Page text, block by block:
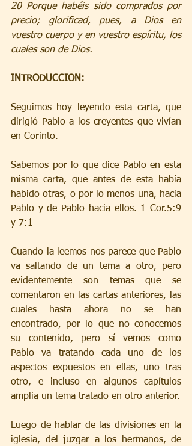
20 Porque habéis sido comprados por
precio; glorificad, pues, a Dios en
vuestro cuerpo y en vuestro espíritu, los
cuales son de Dios.
INTRODUCCION:
Seguimos hoy leyendo esta carta, que
dirigió Pablo a los creyentes que vivían
en Corinto.
Sabemos por lo que dice Pablo en esta
misma carta, que antes de esta había
habido otras, o por lo menos una, hacia
Pablo y de Pablo hacia ellos. 1 Cor.5:9
y 7:1
Cuando la leemos nos parece que Pablo
va saltando de un tema a otro, pero
evidentemente son temas que se
comentaron en las cartas anteriores, las
cuales hasta ahora no se han
encontrado, por lo que no conocemos
su contenido, pero sí vemos como
Pablo va tratando cada uno de los
aspectos expuestos en ellas, uno tras
otro, e incluso en algunos capítulos
Luego de hablar de las divisiones en la
iglesia, del juzgar a los hermanos, de